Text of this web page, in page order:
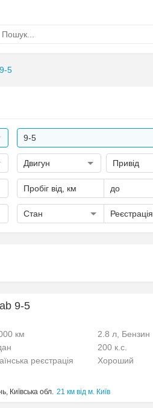
9-5
9-5
Двигун Привід
Пробіг від, км до
Стан Реєстрація
9-5
км 2.8 л, Бензин
200 к.с.
реєстрація
Хороший
Київська обл. 21 км від м. Київ